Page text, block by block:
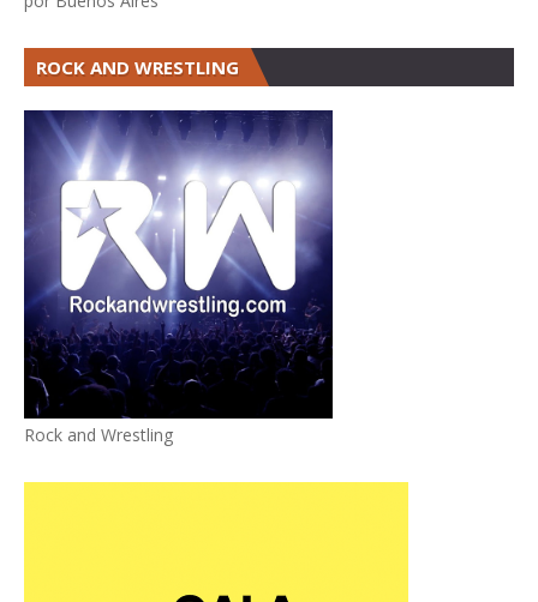
ROCK AND WRESTLING
Rock and Wrestling